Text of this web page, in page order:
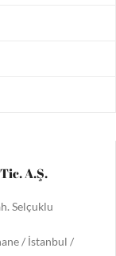
A.Ş.
Selçuklu
/ İstanbul /